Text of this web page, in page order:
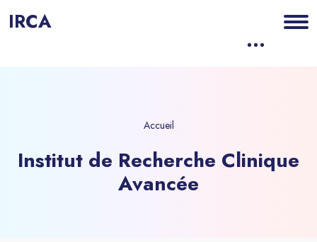
IRCA
Accueil
Institut de Recherche Clinique
Avancée